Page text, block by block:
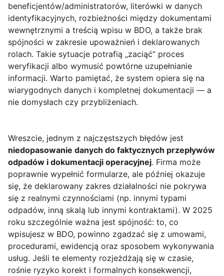
beneficjentów/administratorów, literówki w danych
identyfikacyjnych, rozbieżności między dokumentami
wewnętrznymi a treścią wpisu w BDO, a także brak
spójności w zakresie upoważnień i deklarowanych
rolach. Takie sytuacje potrafią „zaciąć” proces
weryfikacji albo wymusić powtórne uzupełnianie
informacji. Warto pamiętać, że system opiera się na
wiarygodnych danych i kompletnej dokumentacji — a
nie domysłach czy przybliżeniach.
Wreszcie, jednym z najczęstszych błędów jest
niedopasowanie danych do faktycznych przepływów
odpadów i dokumentacji operacyjnej. Firma może
poprawnie wypełnić formularze, ale później okazuje
się, że deklarowany zakres działalności nie pokrywa
się z realnymi czynnościami (np. innymi typami
odpadów, inną skalą lub innymi kontraktami). W 2025
roku szczególnie ważna jest spójność: to, co
wpisujesz w BDO, powinno zgadzać się z umowami,
procedurami, ewidencją oraz sposobem wykonywania
usług. Jeśli te elementy rozjeżdżają się w czasie,
rośnie ryzyko korekt i formalnych konsekwencji,